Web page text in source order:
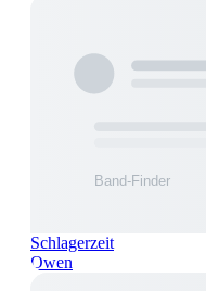
Schlagerzeit
Owen